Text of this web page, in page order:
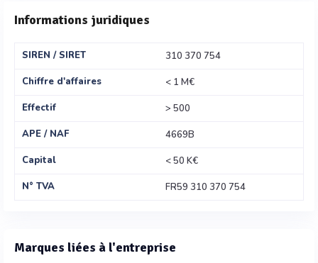
Informations juridiques
SIREN / SIRET
310 370 754
Chiffre d'affaires
< 1 M€
Effectif
> 500
APE / NAF
4669B
Capital
< 50 K€
N° TVA
FR59 310 370 754
Marques liées à l'entreprise